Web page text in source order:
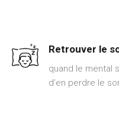
Retrouver le
quand le mental
d’en perdre le